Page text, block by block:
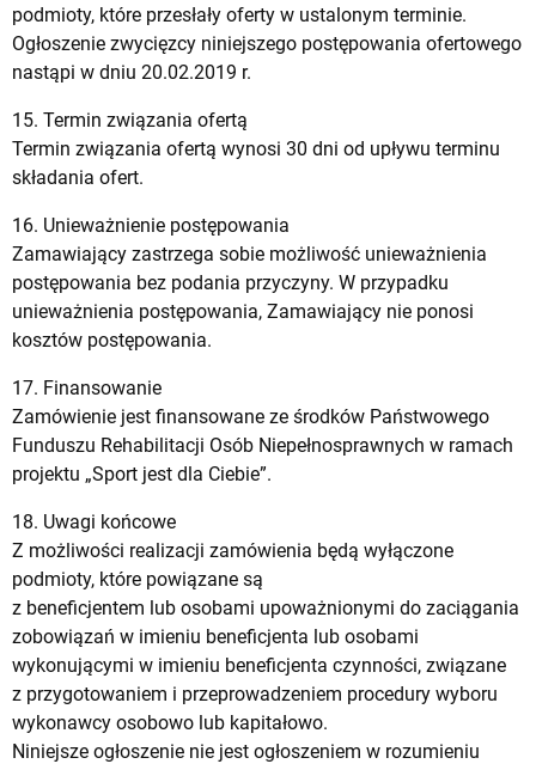
podmioty, które przesłały oferty w ustalonym terminie.
Ogłoszenie zwycięzcy niniejszego postępowania ofertowego
nastąpi w dniu 20.02.2019 r.
15. Termin związania ofertą
Termin związania ofertą wynosi 30 dni od upływu terminu
składania ofert.
16. Unieważnienie postępowania
Zamawiający zastrzega sobie możliwość unieważnienia
postępowania bez podania przyczyny. W przypadku
unieważnienia postępowania, Zamawiający nie ponosi
kosztów postępowania.
17. Finansowanie
Zamówienie jest finansowane ze środków Państwowego
Funduszu Rehabilitacji Osób Niepełnosprawnych w ramach
projektu „Sport jest dla Ciebie”.
18. Uwagi końcowe
Z możliwości realizacji zamówienia będą wyłączone
podmioty, które powiązane są
z beneficjentem lub osobami upoważnionymi do zaciągania
zobowiązań w imieniu beneficjenta lub osobami
wykonującymi w imieniu beneficjenta czynności, związane
z przygotowaniem i przeprowadzeniem procedury wyboru
wykonawcy osobowo lub kapitałowo.
Niniejsze ogłoszenie nie jest ogłoszeniem w rozumieniu